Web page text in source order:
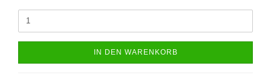
IN DEN WARENKORB